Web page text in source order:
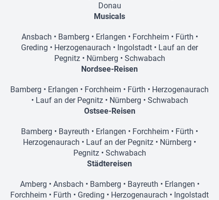
Donau
Musicals
Ansbach • Bamberg • Erlangen • Forchheim • Fürth •
Greding • Herzogenaurach • Ingolstadt • Lauf an der
Pegnitz• Nürnberg • Schwabach
Nordsee-Reisen
Bamberg • Erlangen • Forchheim • Fürth • Herzogenaurach
• Lauf an der Pegnitz• Nürnberg • Schwabach
Ostsee-Reisen
Bamberg • Bayreuth • Erlangen • Forchheim • Fürth •
Herzogenaurach • Lauf an der Pegnitz • Nürnberg •
Pegnitz• Schwabach
Städtereisen
Amberg • Ansbach • Bamberg • Bayreuth • Erlangen •
Forchheim • Fürth • Greding • Herzogenaurach • Ingolstadt